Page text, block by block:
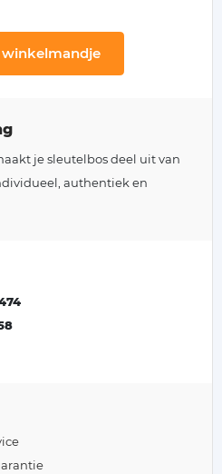
je sleutelbos deel uit van
authentiek en